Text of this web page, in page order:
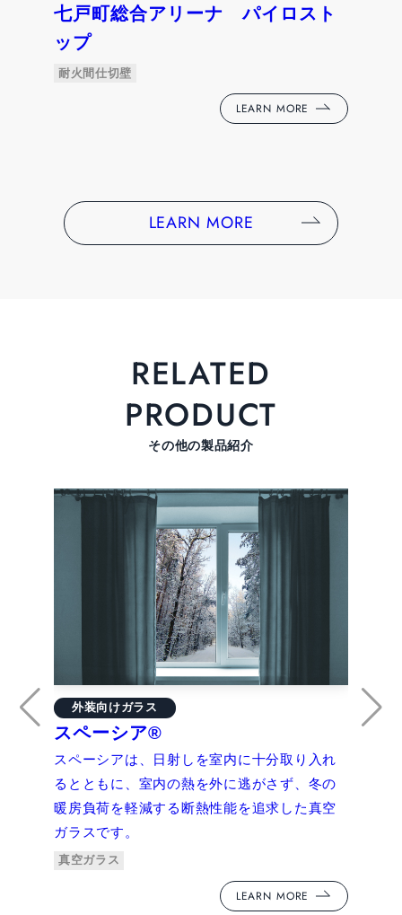
七戸町総合アリーナ パイロスト
ップ
耐火間仕切壁
LEARN MORE
LEARN MORE
RELATED
PRODUCT
その他の製品紹介
スペーシア®
外装向けガラス
スペーシアは、日射しを室内に十分取り入れ
るとともに、室内の熱を外に逃がさず、冬の
暖房負荷を軽減する断熱性能を追求した真空
ガラスです。
真空ガラス
LEARN MORE